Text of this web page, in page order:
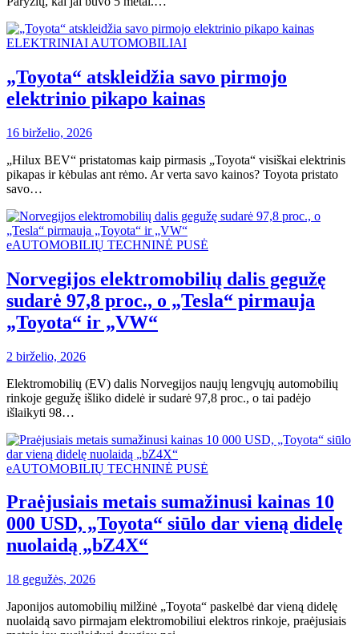
ELEKTRINIAI AUTOMOBILIAI
„Toyota“ atskleidžia savo pirmojo
elektrinio pikapo kainas
16 birželio, 2026
„Hilux BEV“ pristatomas kaip pirmasis „Toyota“ visiškai elektrinis
pikapas ir kėbulas ant rėmo. Ar verta savo kainos? Toyota pristato
savo…
eAUTOMOBILIŲ TECHNINĖ PUSĖ
Norvegijos elektromobilių dalis gegužę
sudarė 97,8 proc., o „Tesla“ pirmauja
„Toyota“ ir „VW“
2 birželio, 2026
Elektromobilių (EV) dalis Norvegijos naujų lengvųjų automobilių
rinkoje gegužę išliko didelė ir sudarė 97,8 proc., o tai padėjo
išlaikyti 98…
eAUTOMOBILIŲ TECHNINĖ PUSĖ
Praėjusiais metais sumažinusi kainas 10
000 USD, „Toyota“ siūlo dar vieną didelę
nuolaidą „bZ4X“
18 gegužės, 2026
Japonijos automobilių milžinė „Toyota“ paskelbė dar vieną didelę
nuolaidą savo pirmajam elektromobiliui elektros rinkoje, praėjusiais